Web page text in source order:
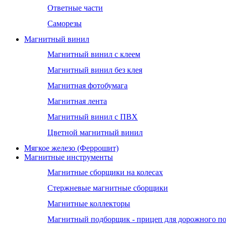
Ответные части
Саморезы
Магнитный винил
Магнитный винил с клеем
Магнитный винил без клея
Магнитная фотобумага
Магнитная лента
Магнитный винил с ПВХ
Цветной магнитный винил
Мягкое железо (Феррошит)
Магнитные инструменты
Магнитные сборщики на колесах
Стержневые магнитные сборщики
Магнитные коллекторы
Магнитный подборщик - прицеп для дорожного